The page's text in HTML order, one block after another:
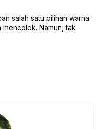
salah satu pilihan warna
Namun, tak